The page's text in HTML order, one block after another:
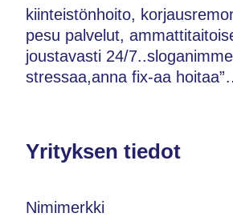
kiinteistönhoito,
pesu palvelut,
joustavasti 24/
stressaa,anna fix-aa
Yrityksen tiedot
Nimimerkki